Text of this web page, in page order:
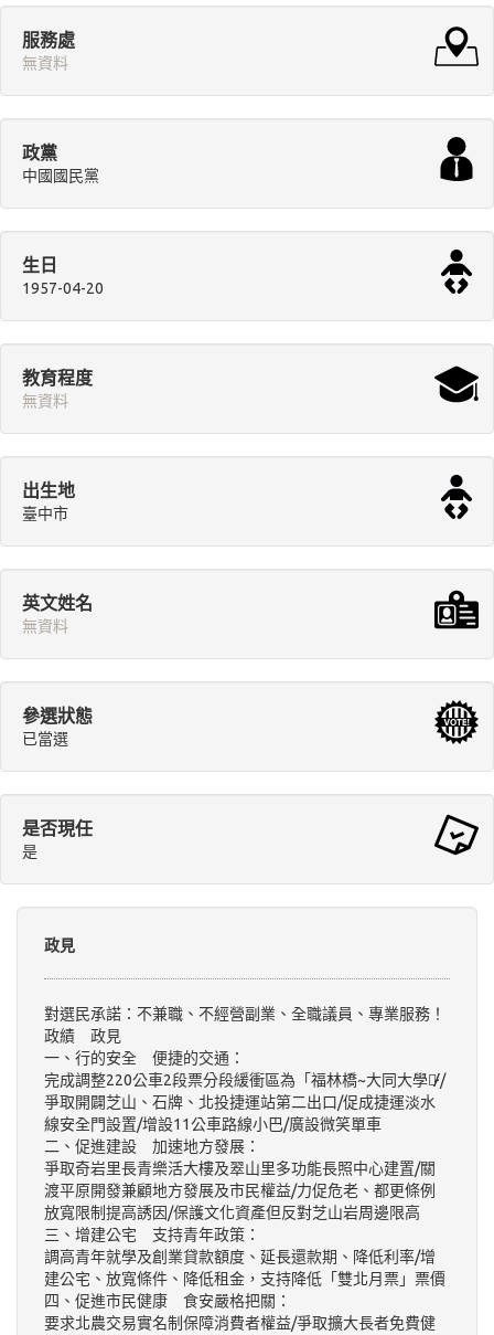
服務處
無資料
政黨
中國國民黨
生日
1957-04-20
教育程度
無資料
出生地
臺中市
英文姓名
無資料
參選狀態
已當選
是否現任
是
政見
對選民承諾：不兼職、不經營副業、全職議員、專業服務！
政績 政見
一、行的安全 便捷的交通：
完成調整220公車2段票分段緩衝區為「福林橋~大同大學」̷̸̷̸ /
爭取開闢芝山、石牌、北投捷運站第二出口/促成捷運淡水
線安全門設置/增設11公車路線小巴/廣設微笑單車
二、促進建設 加速地方發展：
爭取奇岩里長青樂活大樓及翠山里多功能長照中心建置/關
渡平原開發兼顧地方發展及市民權益/力促危老、都更條例
放寬限制提高誘因/保護文化資產但反對芝山岩周邊限高
三、增建公宅 支持青年政策：
調高青年就學及創業貸款額度、延長還款期、降低利率/增
建公宅、放寬條件、降低租金，支持降低「雙北月票」票價
四、促進市民健康 食安嚴格把關：
要求北農交易實名制保障消費者權益/爭取擴大長者免費健